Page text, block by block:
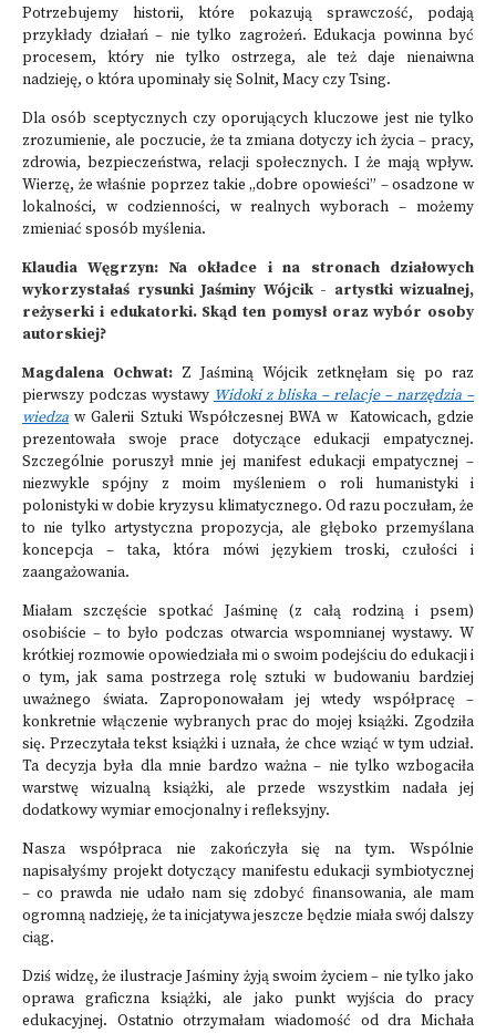
Potrzebujemy historii, które pokazują sprawczość, podają
przykłady działań – nie tylko zagrożeń. Edukacja powinna być
procesem, który nie tylko ostrzega, ale też daje nienaiwna
nadzieję, o która upominały się Solnit, Macy czy Tsing.
Dla osób sceptycznych czy oporujących kluczowe jest nie tylko
zrozumienie, ale poczucie, że ta zmiana dotyczy ich życia – pracy,
zdrowia, bezpieczeństwa, relacji społecznych. I że mają wpływ.
Wierzę, że właśnie poprzez takie „dobre opowieści” – osadzone w
lokalności, w codzienności, w realnych wyborach – możemy
zmieniać sposób myślenia.
Klaudia Węgrzyn: Na okładce i na stronach działowych
wykorzystałaś rysunki Jaśminy Wójcik - artystki wizualnej,
reżyserki i edukatorki. Skąd ten pomysł oraz wybór osoby
autorskiej?
Magdalena Ochwat: Z Jaśminą Wójcik zetknęłam się po raz
pierwszy podczas wystawy Widoki z bliska – relacje – narzędzia –
wiedza w Galerii Sztuki Współczesnej BWA w Katowicach, gdzie
prezentowała swoje prace dotyczące edukacji empatycznej.
Szczególnie poruszył mnie jej manifest edukacji empatycznej –
niezwykle spójny z moim myśleniem o roli humanistyki i
polonistyki w dobie kryzysu klimatycznego. Od razu poczułam, że
to nie tylko artystyczna propozycja, ale głęboko przemyślana
koncepcja – taka, która mówi językiem troski, czułości i
zaangażowania.
Miałam szczęście spotkać Jaśminę (z całą rodziną i psem)
osobiście – to było podczas otwarcia wspomnianej wystawy. W
krótkiej rozmowie opowiedziała mi o swoim podejściu do edukacji i
o tym, jak sama postrzega rolę sztuki w budowaniu bardziej
uważnego świata. Zaproponowałam jej wtedy współpracę –
konkretnie włączenie wybranych prac do mojej książki. Zgodziła
się. Przeczytała tekst książki i uznała, że chce wziąć w tym udział.
Ta decyzja była dla mnie bardzo ważna – nie tylko wzbogaciła
warstwę wizualną książki, ale przede wszystkim nadała jej
dodatkowy wymiar emocjonalny i refleksyjny.
Nasza współpraca nie zakończyła się na tym. Wspólnie
napisałyśmy projekt dotyczący manifestu edukacji symbiotycznej
– co prawda nie udało nam się zdobyć finansowania, ale mam
ogromną nadzieję, że ta inicjatywa jeszcze będzie miała swój dalszy
ciąg.
Dziś widzę, że ilustracje Jaśminy żyją swoim życiem – nie tylko jako
oprawa graficzna książki, ale jako punkt wyjścia do pracy
edukacyjnej. Ostatnio otrzymałam wiadomość od dra Michała